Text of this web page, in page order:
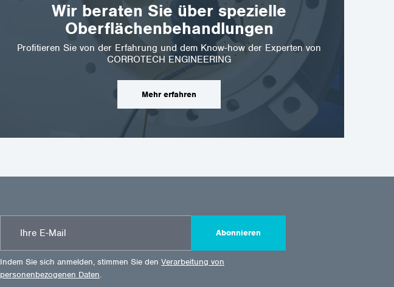
Wir beraten Sie über spezielle
Oberflächenbehandlungen
Profitieren Sie von der Erfahrung und dem Know-how der Experten von
CORROTECH ENGINEERING
Mehr erfahren
Abonnieren
Indem Sie sich anmelden, stimmen Sie den Verarbeitung von
personenbezogenen Daten.